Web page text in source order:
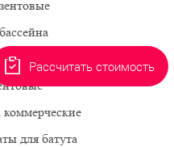
коммерческие
для батута
Рассчитать стоимость